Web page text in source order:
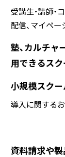
受講生・講師・
配信、マイペ
塾、カルチ
用できるス
小規模スクー
導入に関する
資料請求や